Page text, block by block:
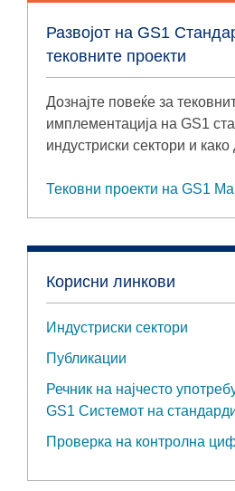
Развојот на GS1
тековните проекти
Дознајте повеќе за
имплементација на GS1
индустриски сектори и
Тековни проекти на GS1
Корисни линкови
Индустриски сектори
Публикации
Речник на најчесто
GS1 Системот на
Проверка на контролна